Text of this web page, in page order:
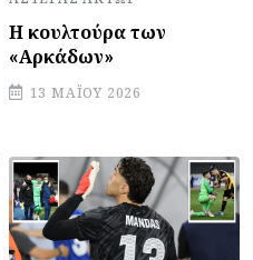
Η κουλτούρα των
«Αρκάδων»
13 ΜΑΪ́ΟΥ 2026